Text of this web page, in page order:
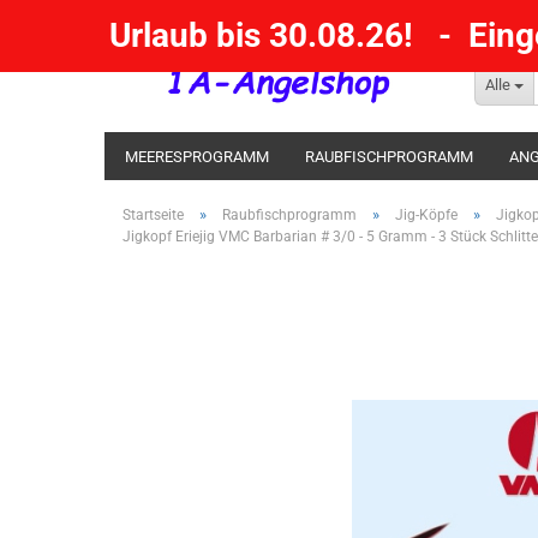
Alle
Urlaub bis 30.08.26! -
MEERESPROGRAMM RAUBFISCHPROGRAMM
KESCHER / SENKE / GAFF POSEN SBIRULINOS
Startseite » Raubfischprogramm » Jig-Köpfe »
Jigkopf Eriejig VMC Barbarian # 3/0 - 5 Gramm - 3 Stück